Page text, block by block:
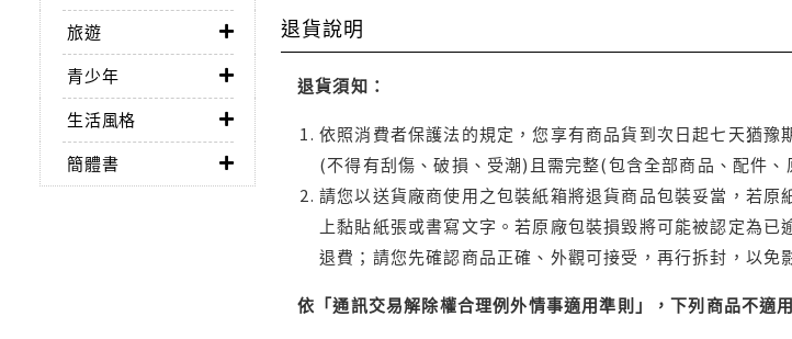
旅遊
青少年
生活風格
簡體書
退貨說明
退貨須知：
依照消費者保護法的規定，您享有商品貨到次日起七天猶
(不得有刮傷、破損、受潮)且需完整(包含全部商品、配件
請您以送貨廠商使用之包裝紙箱將退貨商品包裝妥當，若
上黏貼紙張或書寫文字。若原廠包裝損毀將可能被認定為
退費；請您先確認商品正確、外觀可接受，再行拆封，以免
依「通訊交易解除權合理例外情事適用準則」，下列商品不適